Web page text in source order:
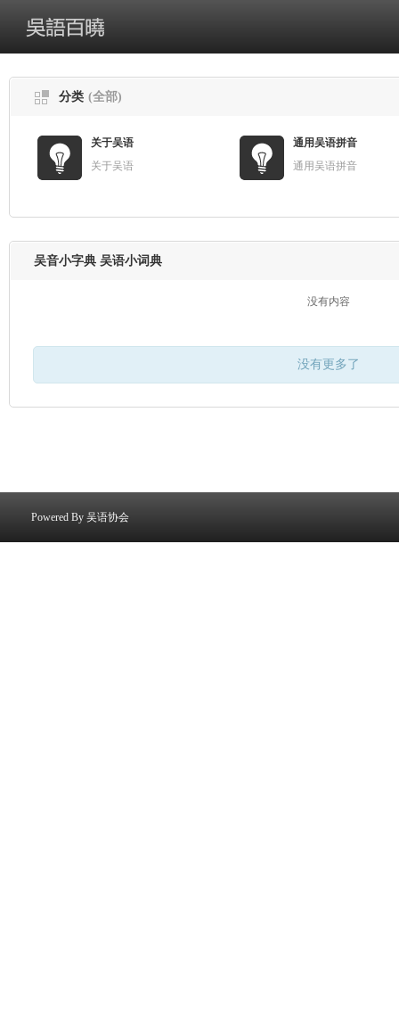
分类 (全部)
关于吴语
关于吴语
通用吴语拼音
通用吴语拼音
吴音小字典 吴语小词典
没有内容
没有更多了
Powered By 吴语协会